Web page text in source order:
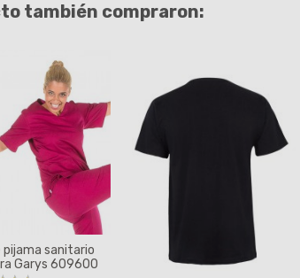
también compraron:
pijama sanitario
Garys 609600